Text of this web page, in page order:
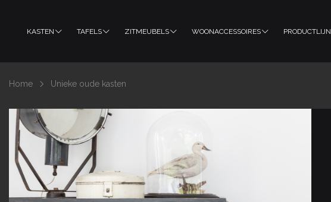
KASTEN TAFELS ZITMEUBELS WOONACCESSOIRES PRODUCTLIJN
Home Unieke oude kasten